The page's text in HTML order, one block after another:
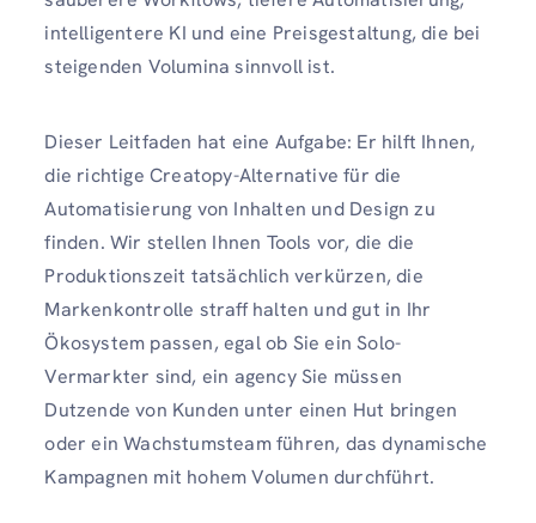
intelligentere KI und eine Preisgestaltung, die bei
steigenden Volumina sinnvoll ist.
Dieser Leitfaden hat eine Aufgabe: Er hilft Ihnen,
die richtige Creatopy-Alternative für die
Automatisierung von Inhalten und Design zu
finden. Wir stellen Ihnen Tools vor, die die
Produktionszeit tatsächlich verkürzen, die
Markenkontrolle straff halten und gut in Ihr
Ökosystem passen, egal ob Sie ein Solo-
Vermarkter sind, ein agency Sie müssen
Dutzende von Kunden unter einen Hut bringen
oder ein Wachstumsteam führen, das dynamische
Kampagnen mit hohem Volumen durchführt.